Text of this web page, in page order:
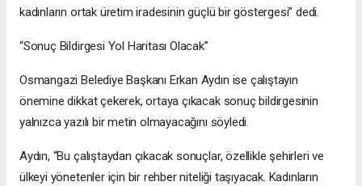
kadınların ortak üretim iradesinin güçlü bir göstergesi” dedi.
“Sonuç Bildirgesi Yol Haritası Olacak”
Osmangazi Belediye Başkanı Erkan Aydın ise çalıştayın
önemine dikkat çekerek, ortaya çıkacak sonuç bildirgesinin
yalnızca yazılı bir metin olmayacağını söyledi.
Aydın, “Bu çalıştaydan çıkacak sonuçlar, özellikle şehirleri ve
ülkeyi yönetenler için bir rehber niteliği taşıyacak. Kadınların